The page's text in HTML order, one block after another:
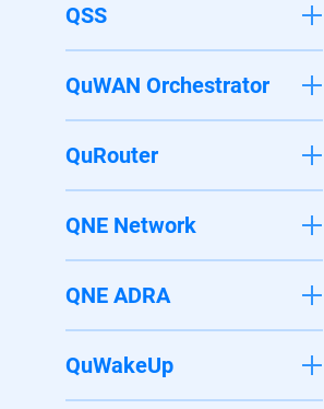
QSS
QuWAN Orchestrator
QuRouter
QNE Network
QNE ADRA
QuWakeUp